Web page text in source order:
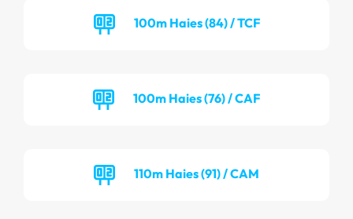
100m Haies (84) / TCF
100m Haies (76) / CAF
110m Haies (91) / CAM